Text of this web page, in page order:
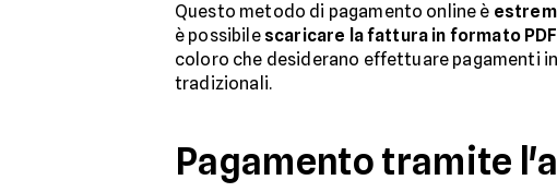
Questo metodo di pagamento online è
è possibile scaricare la fattura in formato PDF
coloro che desiderano effettuare pagamenti
tradizionali.
Pagamento tramite